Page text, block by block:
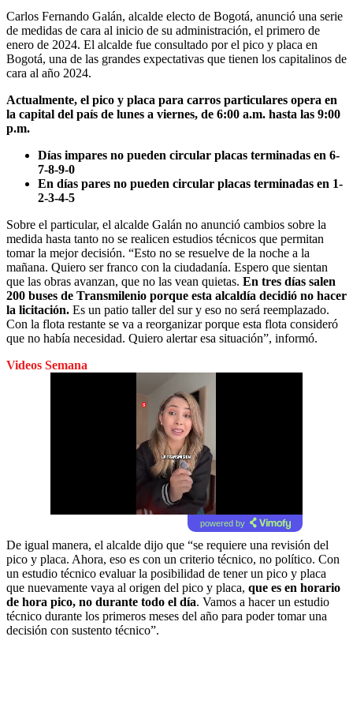
Carlos Fernando Galán, alcalde electo de Bogotá, anunció una serie
de medidas de cara al inicio de su administración, el primero de
enero de 2024. El alcalde fue consultado por el pico y placa en
Bogotá, una de las grandes expectativas que tienen los capitalinos de
cara al año 2024.
Actualmente, el pico y placa para carros particulares opera en
la capital del país de lunes a viernes, de 6:00 a.m. hasta las 9:00
p.m.
Días impares no pueden circular placas terminadas en 6-
7-8-9-0
En días pares no pueden circular placas terminadas en 1-
2-3-4-5
Sobre el particular, el alcalde Galán no anunció cambios sobre la
medida hasta tanto no se realicen estudios técnicos que permitan
tomar la mejor decisión. “Esto no se resuelve de la noche a la
mañana. Quiero ser franco con la ciudadanía. Espero que sientan
que las obras avanzan, que no las vean quietas. En tres días salen
200 buses de Transmilenio porque esta alcaldía decidió no hacer
la licitación. Es un patio taller del sur y eso no será reemplazado.
Con la flota restante se va a reorganizar porque esta flota consideró
que no había necesidad. Quiero alertar esa situación”, informó.
Videos Semana
powered by
De igual manera, el alcalde dijo que “se requiere una revisión del
pico y placa. Ahora, eso es con un criterio técnico, no político. Con
un estudio técnico evaluar la posibilidad de tener un pico y placa
que nuevamente vaya al origen del pico y placa, que es en horario
de hora pico, no durante todo el día. Vamos a hacer un estudio
técnico durante los primeros meses del año para poder tomar una
decisión con sustento técnico”.